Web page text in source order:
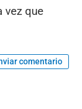
vez que
comentario